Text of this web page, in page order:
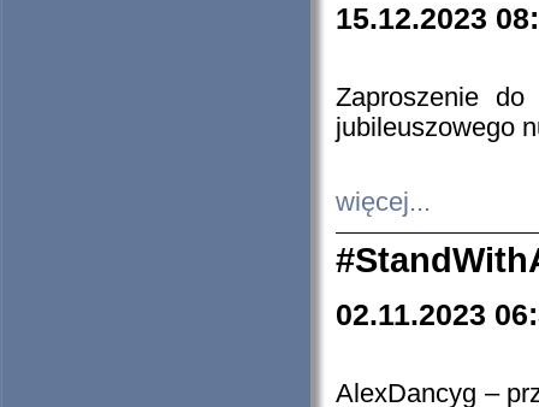
15.12.2023
Zaproszenie do
jubileuszowego
więcej...
02.11.2023
AlexDancyg –